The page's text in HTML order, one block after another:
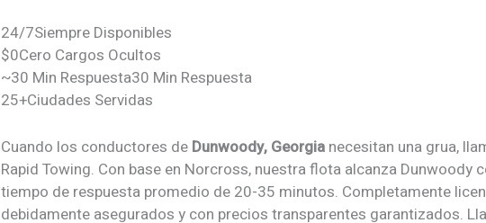
24/7Siempre Disponibles
$0Cero Cargos Ocultos
~30 Min Respuesta30 Min Respuesta
25+Ciudades Servidas
Cuando los conductores de Dunwoody, Georgia necesitan una grua,
Rapid Towing. Con base en Norcross, nuestra flota alcanza Dunwoody
tiempo de respuesta promedio de 20-35 minutos. Completamente
debidamente asegurados y con precios transparentes garantizados.